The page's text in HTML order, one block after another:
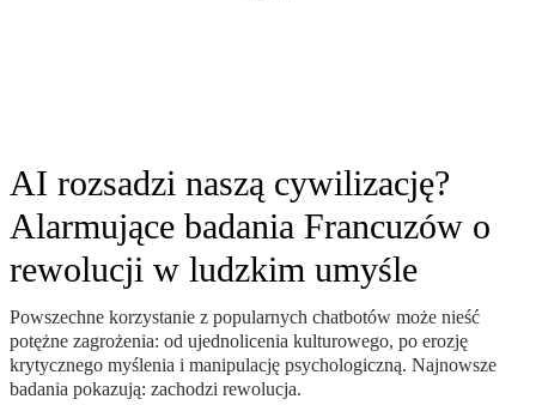
AI rozsadzi naszą cywilizację?
Alarmujące badania Francuzów o
rewolucji w ludzkim umyśle
Powszechne korzystanie z popularnych chatbotów może nieść
potężne zagrożenia: od ujednolicenia kulturowego, po erozję
krytycznego myślenia i manipulację psychologiczną. Najnowsze
badania pokazują: zachodzi rewolucja.